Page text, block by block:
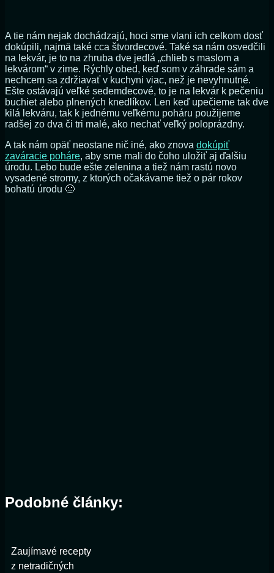
A tie nám nejak dochádzajú, hoci sme vlani ich celkom dosť
dokúpili, najmä také cca štvordecové. Také sa nám osvedčili
na lekvár, je to na zhruba dve jedlá „chlieb s maslom a
lekvárom“ v zime. Rýchly obed, keď som v záhrade sám a
nechcem sa zdržiavať v kuchyni viac, než je nevyhnutné.
Ešte ostávajú veľké sedemdecové, to je na lekvár k pečeniu
buchiet alebo plnených knedlíkov. Len keď upečieme tak dve
kilá lekváru, tak k jednému veľkému poháru použijeme
radšej zo dva či tri malé, ako nechať veľký poloprázdny.
A tak nám opäť neostane nič iné, ako znova dokúpiť
zaváracie poháre, aby sme mali do čoho uložiť aj ďalšiu
úrodu. Lebo bude ešte zelenina a tiež nám rastú novo
vysadené stromy, z ktorých očakávame tiež o pár rokov
bohatú úrodu 🙂
Podobné články:
Zaujímavé recepty
z netradičných